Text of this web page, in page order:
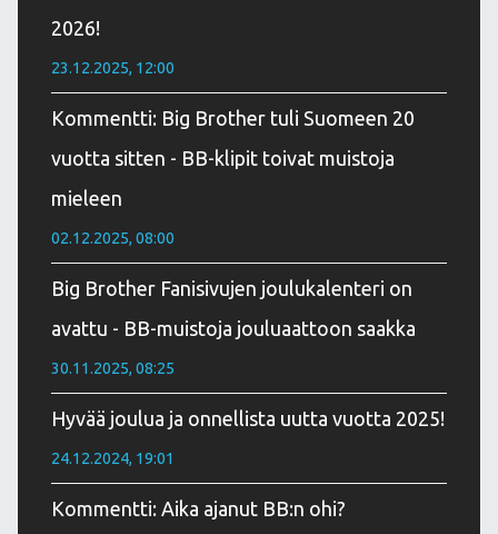
2026!
23.12.2025, 12:00
Kommentti: Big Brother tuli Suomeen 20
vuotta sitten - BB-klipit toivat muistoja
mieleen
02.12.2025, 08:00
Big Brother Fanisivujen joulukalenteri on
avattu - BB-muistoja jouluaattoon saakka
30.11.2025, 08:25
Hyvää joulua ja onnellista uutta vuotta 2025!
24.12.2024, 19:01
Kommentti: Aika ajanut BB:n ohi?